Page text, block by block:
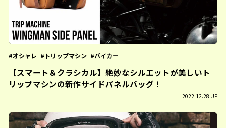
オシャレ トリップマシン バイカー
【スマート＆クラシカル】絶妙なシルエットが美しいト
リップマシンの新作サイドパネルバッグ！
2022.12.28 UP